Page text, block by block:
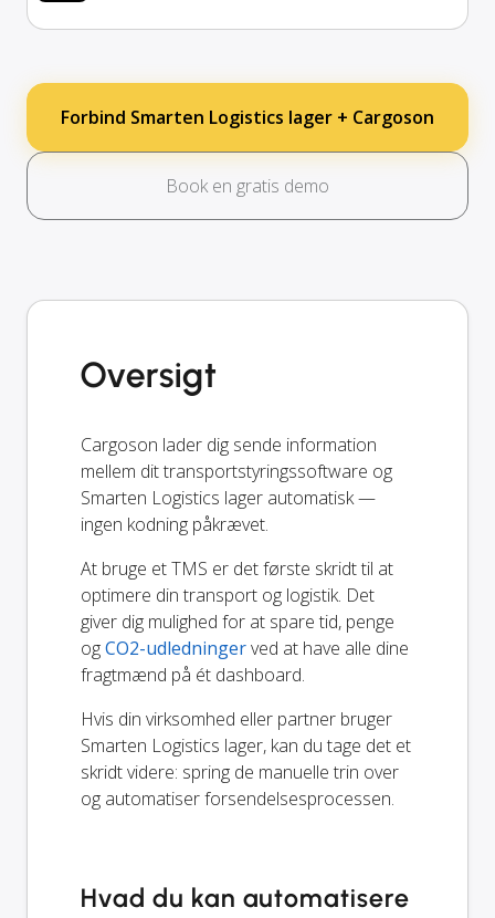
Forbind Smarten Logistics lager + Cargoson
Book en gratis demo
Oversigt
Cargoson lader dig sende information
mellem dit transportstyringssoftware og
Smarten Logistics lager automatisk —
ingen kodning påkrævet.
At bruge et TMS er det første skridt til at
optimere din transport og logistik. Det
giver dig mulighed for at spare tid, penge
ogCO2-udledningerved at have alle dine
fragtmænd på ét dashboard.
Hvis din virksomhed eller partner bruger
Smarten Logistics lager, kan du tage det et
skridt videre: spring de manuelle trin over
og automatiser forsendelsesprocessen.
Hvad du kan automatisere